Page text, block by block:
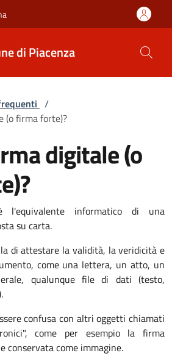
di Piacenza
/
(o firma forte)?
digitale (o
informatico di una
su carta.
di attestare la validità, la veridicità e
come una lettera, un atto, un
qualunque file di dati (testo,
confusa con altri oggetti chiamati
come per esempio la firma
conservata come immagine.